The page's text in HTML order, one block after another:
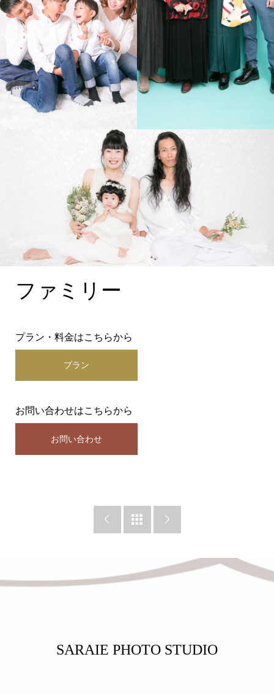
ファミリー
プラン・料金はこちらから
プラン
お問い合わせはこちらから
お問い合わせ
  
SARAIE PHOTO STUDIO